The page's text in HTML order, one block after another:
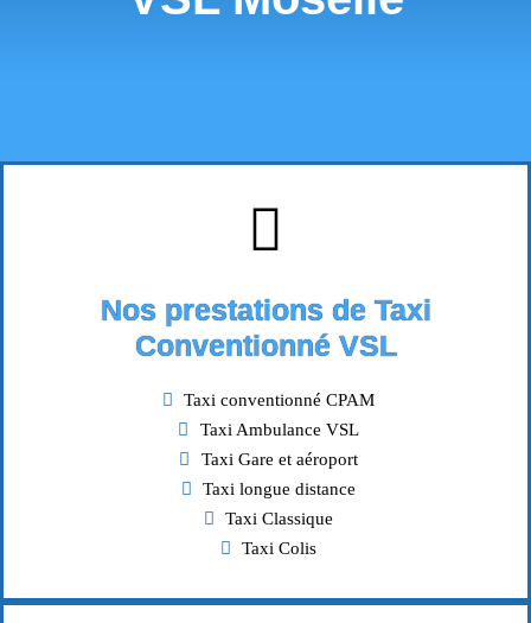
Nos prestations de Taxi
Conventionné VSL
Taxi conventionné CPAM
Taxi Ambulance VSL
Taxi Gare et aéroport
Taxi longue distance
Taxi Classique
Taxi Colis